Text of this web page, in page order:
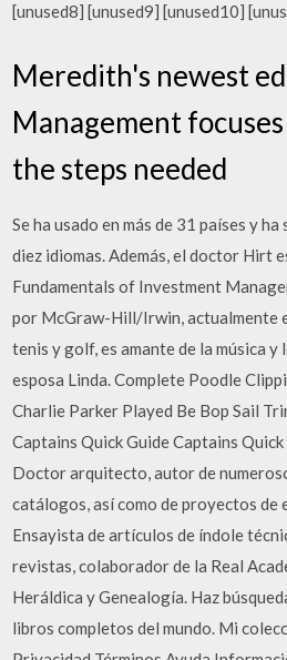
[unused8] [unused9] [unused10]
Meredith's newest
Management
the steps needed
Se ha usado en más de 31 países y
diez idiomas. Además, el doctor Hirt
Fundamentals of Investment
por McGraw-Hill/Irwin, actualmente
tenis y golf, es amante de la música y
esposa Linda. Complete Poodle
Charlie Parker Played Be Bop Sail
Captains Quick Guide Captains
Doctor arquitecto, autor de
catálogos, así como de proyectos de
Ensayista de artículos de índole
revistas, colaborador de la Real
Heráldica y Genealogía. Haz
libros completos del mundo. Mi